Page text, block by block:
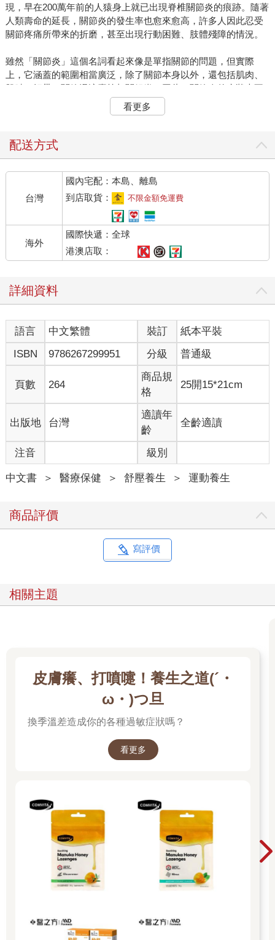
現，早在200萬年前的人猿身上就已出現脊椎關節炎的痕跡。隨著
人類壽命的延長，關節炎的發生率也愈來愈高，許多人因此忍受
關節疼痛所帶來的折磨，甚至出現行動困難、肢體殘障的情況。
雖然「關節炎」這個名詞看起來像是單指關節的問題，但實際
上，它涵蓋的範圍相當廣泛，除了關節本身以外，還包括肌肉、
肌腱、韌帶、關節滑液囊等相關組織。因此，關節炎的症狀也不
僅限於關節緊縮與僵硬、關節變形，還包括肌肉無力、肌肉痙
攣、關節囊和韌帶發炎及纖維化。
除了局部症狀，關節炎還會影響全身，可能出現發燒、貧血、全
腦、眼睛與皮膚等病變。
根據不同的病因與症狀，關節炎可分為以下幾種常見類型：
● 退化性關節炎：在75歲以上的老年人當中非常普遍，大概85%
有輕重程度不一的退化性關節炎。
● 類風濕性關節：由免疫系統異常所引起，全球約有5%人口罹
患，以女性患者居多，好發於20～50歲之間。
● 僵直性脊椎炎：大多位於腰背關節。
● 銀屑病關節炎（Psoriatic arthritis）：影響銀屑病患者。
運動對關節炎患者有益
過去人們誤以為運動會導致或加重關節炎，因此主張關節炎患者
應避免活動。但現代醫學研究已證實，缺乏活動的人，特別是長
時間久坐的族群，反而更容易出現關節問題。適當的運動不僅不
會導致關節退化，還能延緩關節炎的惡化，因為運動能提高關節
的活動度與穩定性，同時也可促進關節滑液流動，強化肌肉與肌
腱功能、增強肌力和肌耐力、提升心肺功能、增進骨質密度，進
而改善情緒和睡眠品質。
關節炎對肌肉也有顯著的影響，不活動會使肌肉變得無力，關節
也會變得脆弱事實上，只要一天完全不活動，全身的肌力可能就
醇，也會造成肌肉的病變。
關節炎患者主要可從事3種類型的運動：關節伸展運動、肌力運動
●關節伸展運動
3. 本體感覺神經肌肉促拉伸（PNF）：先進行肌肉的等長收縮，
再做靜態拉伸，也就是肌肉收縮與放鬆的動作。
若關節正處於發炎狀態（紅、腫、痛），應避免任何會加劇關節
關節拉到緊繃或感覺不舒服，停留10～30秒，然後回歸靜止狀
態，休息片刻後，重複做5～10次，注意不要拉得太猛太快。
暖後再做運動。若是正在發炎或受過傷的關節，運動前先冰敷5～
10分鐘，然後熱敷10～15分鐘後，再做輕微的運動。
一般人進行拉伸運動每次建議維持10～30秒，年長者因為全身都
比較僵硬，做慢速拉伸30～60 秒，比較有效果。若採肌肉收縮－
放鬆（PNF）的方式，先用最大肌力20～75% 的力量，或中等強
度的力量，做等長收縮3～6秒，接著再做靜態拉伸10～30秒。
境溫度不能太低，並選擇體溫較高的時段，例如洗澡後或暖身
看更多
配送方式
台灣
國內宅配：本島、離島
到店取貨：
不限金額免運費
海外
國際快遞：全球
港澳店取：
詳細資料
語言 中文繁體 裝訂
紙本平裝
ISBN
9786267299951 分級 普通級
頁數 264
商品規
格
25開15*21cm
出版地 台灣
適讀年
齡
全齡適讀
注音 級別
中文書 ＞ 醫療保健 ＞ 舒壓養生 ＞ 運動養生
商品評價
寫評價
相關主題
皮膚癢、打噴嚏！養生之道(´・
ω・)つ旦
換季溫差造成你的各種過敏症狀嗎？
看更多